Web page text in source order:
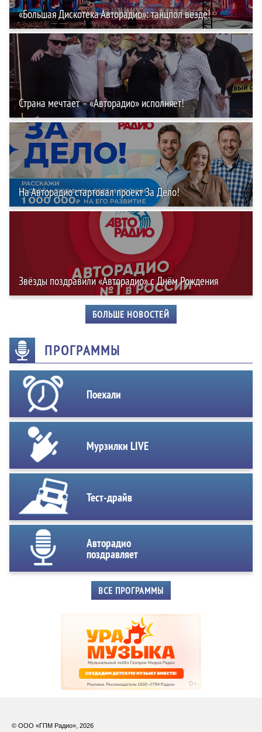
«Большая Дискотека Авторадио»: танцпол везде!
Страна мечтает – «Авторадио» исполняет!
На Авторадио стартовал проект За Дело!
Звёзды поздравили «Авторадио» с Днём Рождения
БОЛЬШЕ НОВОСТЕЙ
ПРОГРАММЫ
Поехали
Мурзилки LIVE
Тест-драйв
Авторадио
поздравляет
ВСЕ ПРОГРАММЫ
© ООО «ГПМ Радио», 2026